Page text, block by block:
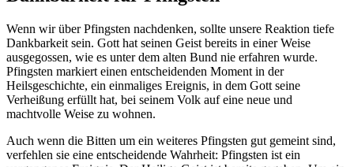
Wenn wir über Pfingsten nachdenken, sollte unsere Reaktion tiefe
Dankbarkeit sein. Gott hat seinen Geist bereits in einer Weise
ausgegossen, wie es unter dem alten Bund nie erfahren wurde.
Pfingsten markiert einen entscheidenden Moment in der
Heilsgeschichte, ein einmaliges Ereignis, in dem Gott seine
Verheißung erfüllt hat, bei seinem Volk auf eine neue und
machtvolle Weise zu wohnen.
Auch wenn die Bitten um ein weiteres Pfingsten gut gemeint sind,
verfehlen sie eine entscheidende Wahrheit: Pfingsten ist ein